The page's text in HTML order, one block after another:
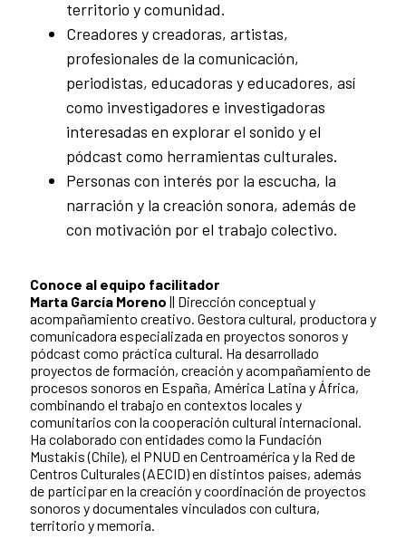
territorio y comunidad.
Creadores y creadoras, artistas,
profesionales de la comunicación,
periodistas, educadoras y educadores, así
como investigadores e investigadoras
interesadas en explorar el sonido y el
pódcast como herramientas culturales.
Personas con interés por la escucha, la
narración y la creación sonora, además de
con motivación por el trabajo colectivo.
Conoce al equipo facilitador
Marta García Moreno || Dirección conceptual y
acompañamiento creativo. Gestora cultural, productora y
comunicadora especializada en proyectos sonoros y
pódcast como práctica cultural. Ha desarrollado
proyectos de formación, creación y acompañamiento de
procesos sonoros en España, América Latina y África,
combinando el trabajo en contextos locales y
comunitarios con la cooperación cultural internacional.
Ha colaborado con entidades como la Fundación
Mustakis (Chile), el PNUD en Centroamérica y la Red de
Centros Culturales (AECID) en distintos países, además
de participar en la creación y coordinación de proyectos
sonoros y documentales vinculados con cultura,
territorio y memoria.